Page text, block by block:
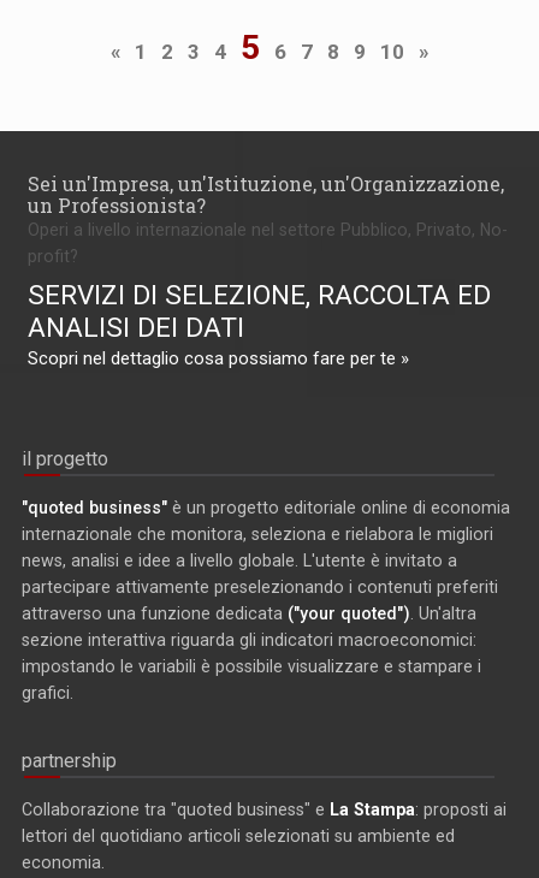
« 1 2 3 4 5 6 7 8 9 10 »
Sei un'Impresa, un'Istituzione, un'Organizzazione,
un Professionista?
Operi a livello internazionale nel settore Pubblico, Privato, No-
profit?
SERVIZI DI SELEZIONE, RACCOLTA ED
ANALISI DEI DATI
Scopri nel dettaglio cosa possiamo fare per te »
il progetto
"quoted business" è un progetto editoriale online di economia
internazionale che monitora, seleziona e rielabora le migliori
news, analisi e idee a livello globale. L'utente è invitato a
partecipare attivamente preselezionando i contenuti preferiti
attraverso una funzione dedicata ("your quoted") . Un'altra
sezione interattiva riguarda gli indicatori macroeconomici:
impostando le variabili è possibile visualizzare e stampare i
grafici.
partnership
Collaborazione tra "quoted business" e La Stampa: proposti ai
lettori del quotidiano articoli selezionati su ambiente ed
economia.